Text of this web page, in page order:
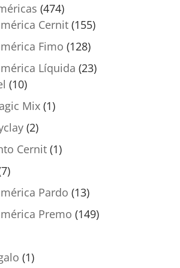
(474)
Cernit (155)
Fimo (128)
Líquida (23)
(10)
Mix (1)
(2)
Cernit (1)
Pardo (13)
Premo (149)
(1)